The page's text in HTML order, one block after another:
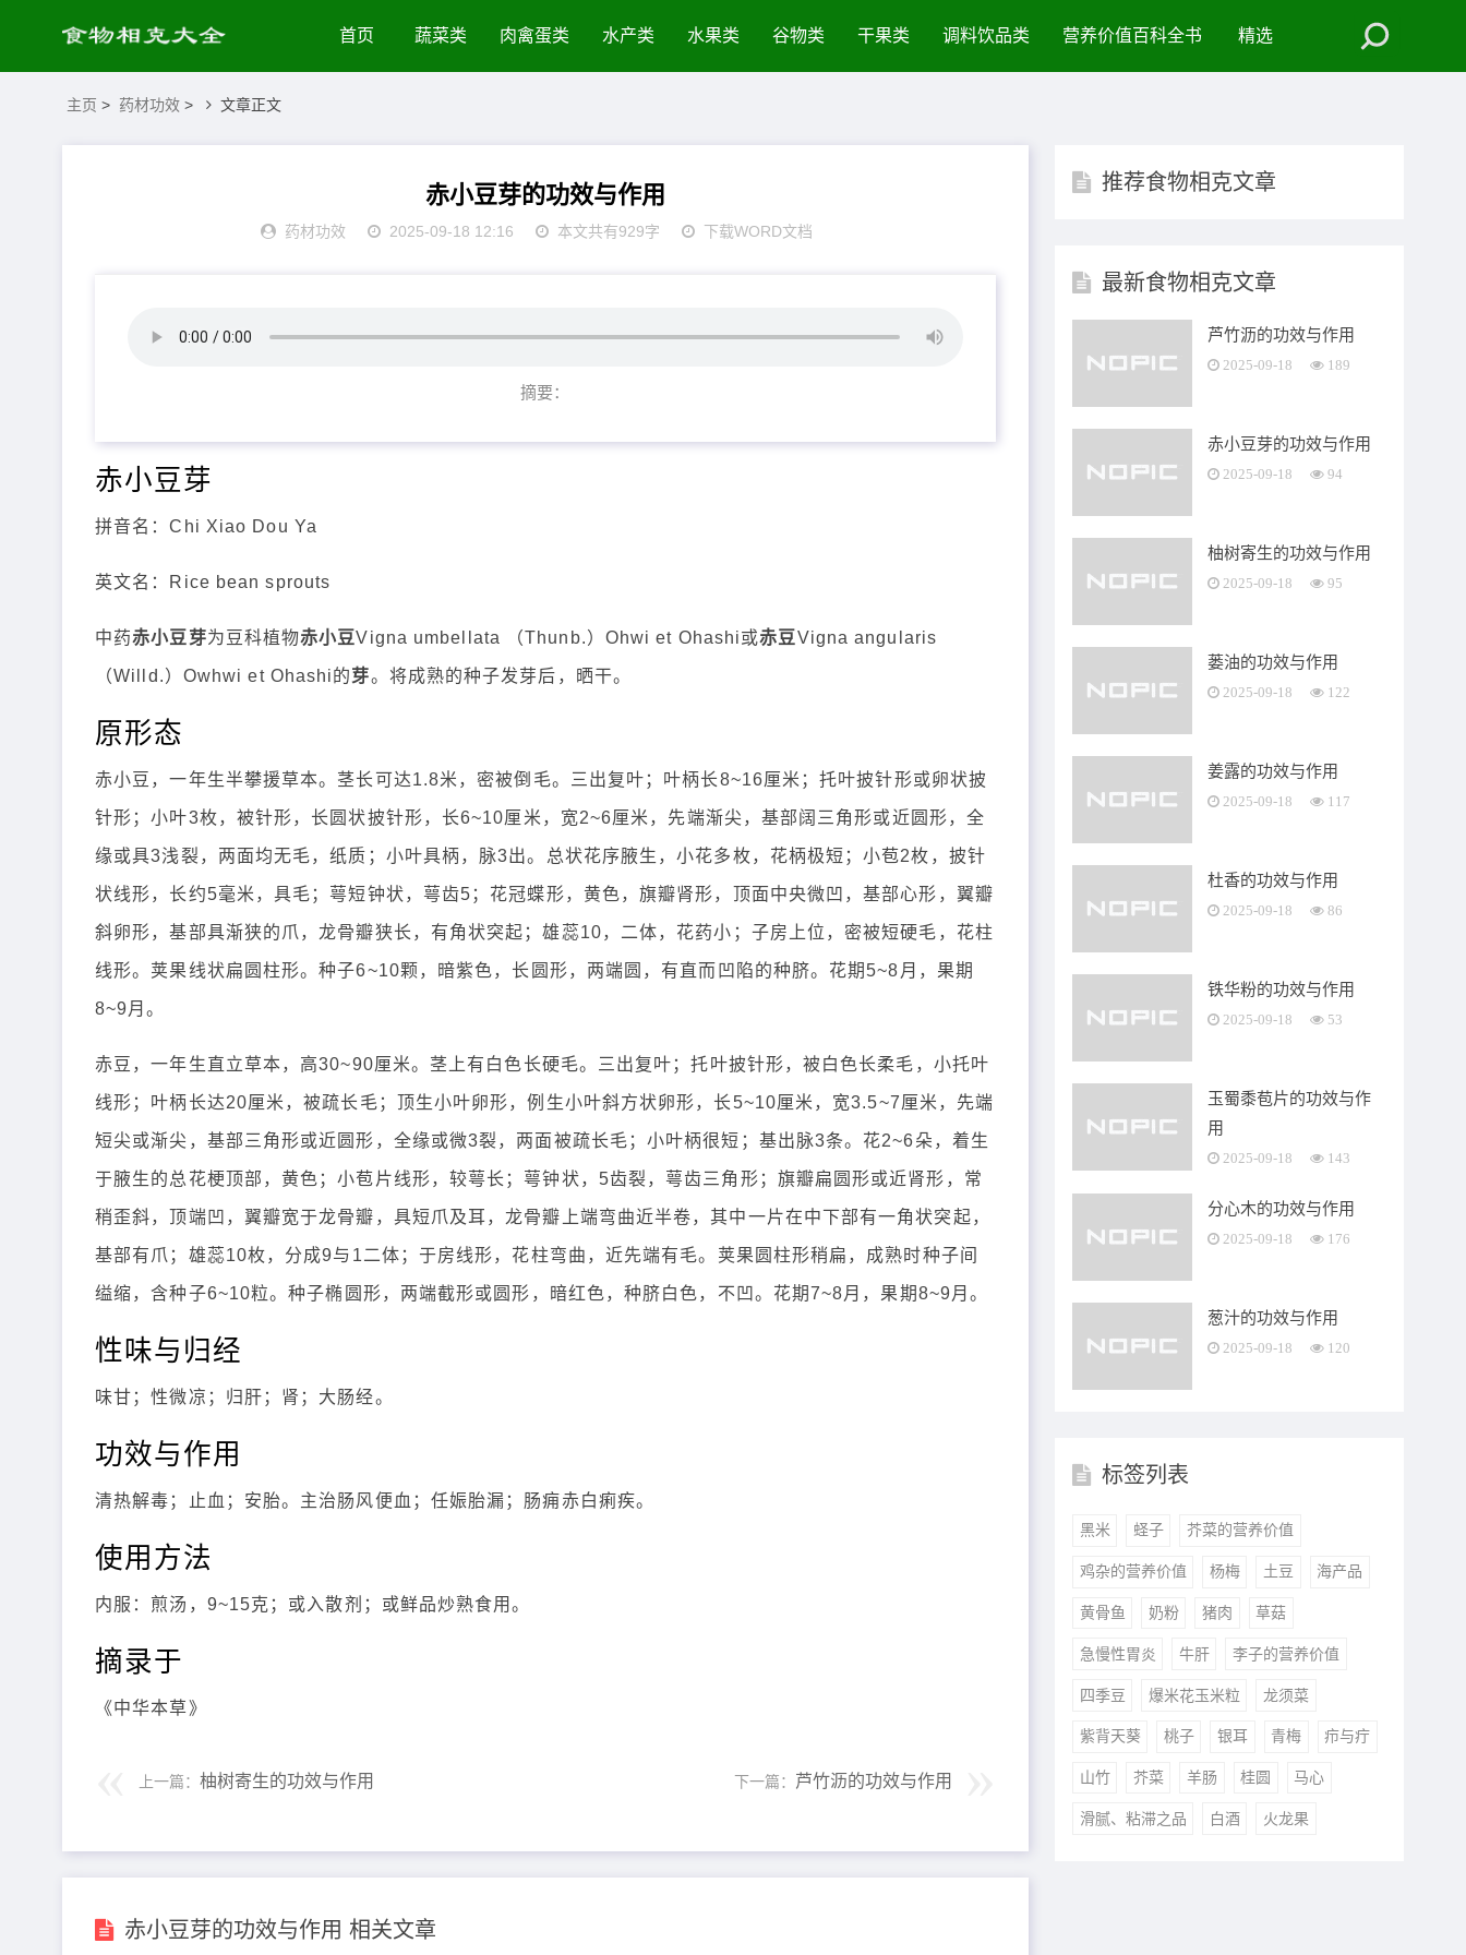
首页 蔬菜类 肉禽蛋类 水产类 水果类 谷物类 干果类 调料饮品类 营养价值百科全书 精选
主页 > 药材功效 > 文章正文
赤小豆芽的功效与作用
药材功效 2025-09-18 12:16 本文共有929字 下载WORD文档
摘要：
赤小豆芽
拼音名：Chi Xiao Dou Ya
英文名：Rice bean sprouts
中药赤小豆芽为豆科植物赤小豆Vigna umbellata （Thunb.）Ohwi et Ohashi或赤豆 Vigna angularis
（Willd.）Owhwi et Ohashi的芽。将成熟的种子发芽后，晒干。
原形态
赤小豆，一年生半攀援草本。茎长可达1.8米，密被倒毛。三出复叶；叶柄长8~16厘米；托叶披针形或卵状披
针形；小叶3枚，被针形，长圆状披针形，长6~10厘米，宽2~6厘米，先端渐尖，基部阔三角形或近圆形，全
缘或具3浅裂，两面均无毛，纸质；小叶具柄，脉3出。总状花序腋生，小花多枚，花柄极短；小苞2枚，披针
状线形，长约5毫米，具毛；萼短钟状，萼齿5；花冠蝶形，黄色，旗瓣肾形，顶面中央微凹，基部心形，翼瓣
斜卵形，基部具渐狭的爪，龙骨瓣狭长，有角状突起；雄蕊10，二体，花药小；子房上位，密被短硬毛，花柱
线形。荚果线状扁圆柱形。种子6~10颗，暗紫色，长圆形，两端圆，有直而凹陷的种脐。花期5~8月，果期
8~9月。
赤豆，一年生直立草本，高30~90厘米。茎上有白色长硬毛。三出复叶；托叶披针形，被白色长柔毛，小托叶
线形；叶柄长达20厘米，被疏长毛；顶生小叶卵形，例生小叶斜方状卵形，长5~10厘米，宽3.5~7厘米，先端
短尖或渐尖，基部三角形或近圆形，全缘或微3裂，两面被疏长毛；小叶柄很短；基出脉3条。花2~6朵，着生
于腋生的总花梗顶部，黄色；小苞片线形，较萼长；萼钟状，5齿裂，萼齿三角形；旗瓣扁圆形或近肾形，常
稍歪斜，顶端凹，翼瓣宽于龙骨瓣，具短爪及耳，龙骨瓣上端弯曲近半卷，其中一片在中下部有一角状突起，
基部有爪；雄蕊10枚，分成9与1二体；于房线形，花柱弯曲，近先端有毛。荚果圆柱形稍扁，成熟时种子间
缢缩，含种子6~10粒。种子椭圆形，两端截形或圆形，暗红色，种脐白色，不凹。花期7~8月，果期8~9月。
性味与归经
味甘；性微凉；归肝；肾；大肠经。
功效与作用
清热解毒；止血；安胎。主治肠风便血；任娠胎漏；肠痈赤白痢疾。
使用方法
内服：煎汤，9~15克；或入散剂；或鲜品炒熟食用。
摘录于
《中华本草》
上一篇： 柚树寄生的功效与作用 下一篇： 芦竹沥的功效与作用
赤小豆芽的功效与作用 相关文章
推荐食物相克文章
最新食物相克文章
芦竹沥的功效与作用
2025-09-18 189
赤小豆芽的功效与作用
2025-09-18 94
柚树寄生的功效与作用
2025-09-18 95
蒌油的功效与作用
2025-09-18 122
姜露的功效与作用
2025-09-18 117
杜香的功效与作用
2025-09-18 86
铁华粉的功效与作用
2025-09-18 53
玉蜀黍苞片的功效与作
用
2025-09-18 143
分心木的功效与作用
2025-09-18 176
葱汁的功效与作用
2025-09-18 120
标签列表
黑米 蛏子 芥菜的营养价值
鸡杂的营养价值 杨梅 土豆 海产品
黄骨鱼 奶粉 猪肉 草菇
急慢性胃炎 牛肝 李子的营养价值
四季豆 爆米花玉米粒 龙须菜
紫背天葵 桃子 银耳 青梅 疖与疔
山竹 芥菜 羊肠 桂圆 马心
滑腻、粘滞之品 白酒 火龙果